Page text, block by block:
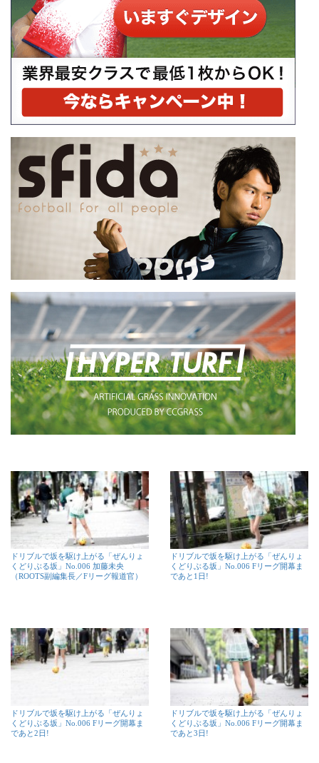
ドリブルで坂を駆け上がる「ぜんりょ
くどりぶる坂」No.006 加藤未央
（ROOTS副編集長／Fリーグ報道官）
ドリブルで坂を駆け上がる「ぜんりょ
くどりぶる坂」No.006 Fリーグ開幕ま
であと1日!
ドリブルで坂を駆け上がる「ぜんりょ
くどりぶる坂」No.006 Fリーグ開幕ま
であと2日!
ドリブルで坂を駆け上がる「ぜんりょ
くどりぶる坂」No.006 Fリーグ開幕ま
であと3日!